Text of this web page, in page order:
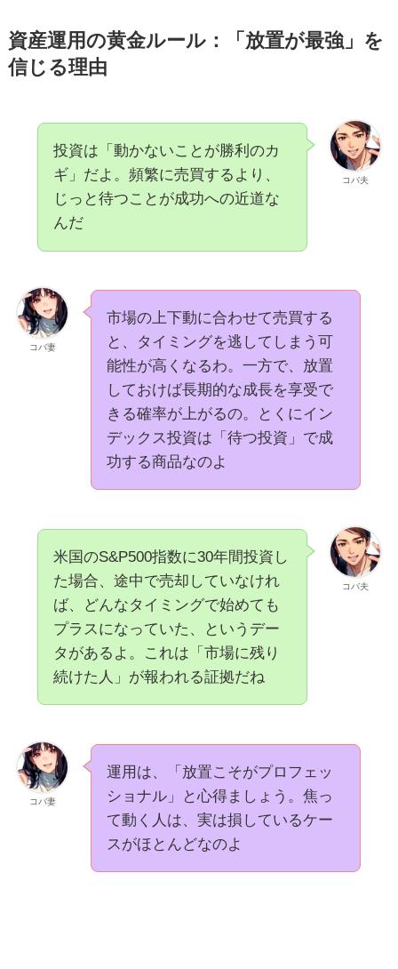
資産運用の黄金ルール：「放置が最強」を
信じる理由
コバ夫
投資は「動かないことが勝利のカ
ギ」だよ。頻繁に売買するより、
じっと待つことが成功への近道な
んだ
コバ妻
市場の上下動に合わせて売買する
と、タイミングを逃してしまう可
能性が高くなるわ。一方で、放置
しておけば長期的な成長を享受で
きる確率が上がるの。とくにイン
デックス投資は「待つ投資」で成
功する商品なのよ
コバ夫
米国のS&P500指数に30年間投資し
た場合、途中で売却していなけれ
ば、どんなタイミングで始めても
プラスになっていた、というデー
タがあるよ。これは「市場に残り
続けた人」が報われる証拠だね
コバ妻
運用は、「放置こそがプロフェッ
ショナル」と心得ましょう。焦っ
て動く人は、実は損しているケー
スがほとんどなのよ